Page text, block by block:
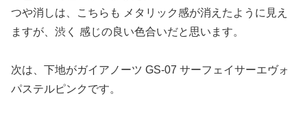
つや消しは、こちらも メタリック感が消えたように見え
ますが、渋く 感じの良い色合いだと思います。
次は、下地がガイアノーツ GS-07 サーフェイサーエヴォ
パステルピンクです。